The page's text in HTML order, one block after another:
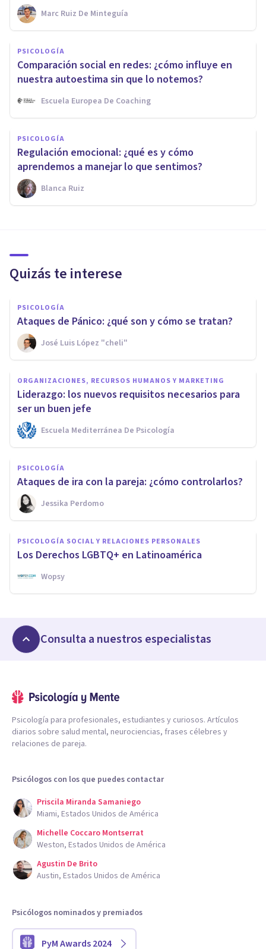
Marc Ruiz De Minteguía
PSICOLOGÍA
Comparación social en redes: ¿cómo influye en
nuestra autoestima sin que lo notemos?
Escuela Europea De Coaching
PSICOLOGÍA
Regulación emocional: ¿qué es y cómo
aprendemos a manejar lo que sentimos?
Blanca Ruiz
Quizás te interese
PSICOLOGÍA
Ataques de Pánico: ¿qué son y cómo se tratan?
José Luis López "cheli"
ORGANIZACIONES, RECURSOS HUMANOS Y MARKETING
Liderazgo: los nuevos requisitos necesarios para
ser un buen jefe
Escuela Mediterránea De Psicología
PSICOLOGÍA
Ataques de ira con la pareja: ¿cómo controlarlos?
Jessika Perdomo
PSICOLOGÍA SOCIAL Y RELACIONES PERSONALES
Los Derechos LGBTQ+ en Latinoamérica
Wopsy
Consulta a nuestros especialistas
Psicología para profesionales, estudiantes y curiosos. Artículos
diarios sobre salud mental, neurociencias, frases célebres y
relaciones de pareja.
Psicólogos con los que puedes contactar
Priscila Miranda Samaniego
Miami, Estados Unidos de América
Michelle Coccaro Montserrat
Weston, Estados Unidos de América
Agustin De Brito
Austin, Estados Unidos de América
Psicólogos nominados y premiados
PyM Awards 2024